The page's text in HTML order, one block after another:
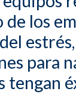
los
para
tengan